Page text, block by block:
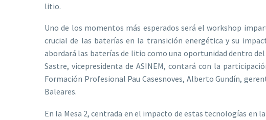
litio.
Uno de los momentos más esperados será el workshop
crucial de las baterías en la transición energética y su
abordará las baterías de litio como una oportunidad dentro
Sastre, vicepresidenta de ASINEM, contará con la
Formación Profesional Pau Casesnoves, Alberto Gundín,
Baleares.
En la Mesa 2, centrada en el impacto de estas tecnologías en